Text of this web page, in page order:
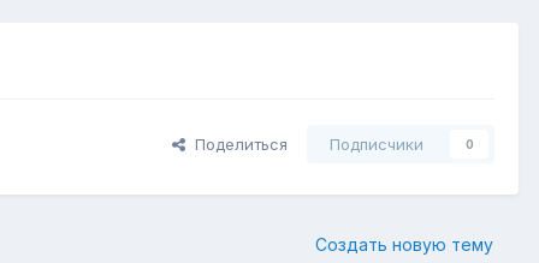
Поделиться Подписчики 0
Создать новую тему